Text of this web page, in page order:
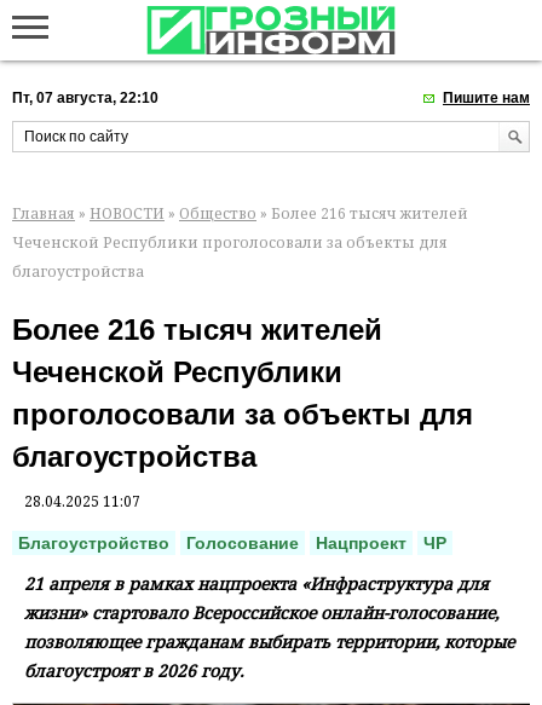
Пт, 07 августа, 22:10 Пишите нам
Главная » НОВОСТИ » Общество » Более 216 тысяч жителей
Чеченской Республики проголосовали за объекты для
благоустройства
Более 216 тысяч жителей
Чеченской Республики
проголосовали за объекты для
благоустройства
28.04.2025 11:07
Благоустройство Голосование Нацпроект ЧР
21 апреля в рамках нацпроекта «Инфраструктура для
жизни» стартовало Всероссийское онлайн-голосование,
позволяющее гражданам выбирать территории, которые
благоустроят в 2026 году.